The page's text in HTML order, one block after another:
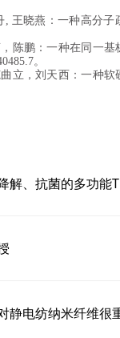
, 王晓燕：一种高分子
陈鹏：一种在同一
。
立，刘天西：一种
解、抗菌的多功能
静电纺纳米纤维很